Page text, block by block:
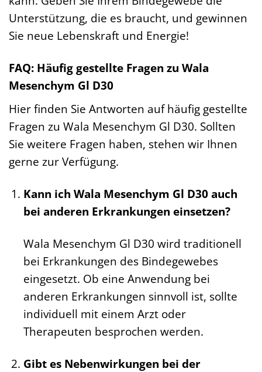
Unterstützung, die es braucht, und gewinnen
Sie neue Lebenskraft und Energie!
FAQ: Häufig gestellte Fragen zu Wala
Mesenchym Gl D30
Hier finden Sie Antworten auf häufig gestellte
Fragen zu Wala Mesenchym Gl D30. Sollten
Sie weitere Fragen haben, stehen wir Ihnen
gerne zur Verfügung.
Kann ich Wala Mesenchym Gl D30 auch
bei anderen Erkrankungen einsetzen?
Wala Mesenchym Gl D30 wird traditionell
bei Erkrankungen des Bindegewebes
eingesetzt. Ob eine Anwendung bei
anderen Erkrankungen sinnvoll ist, sollte
individuell mit einem Arzt oder
Therapeuten besprochen werden.
Gibt es Nebenwirkungen bei der